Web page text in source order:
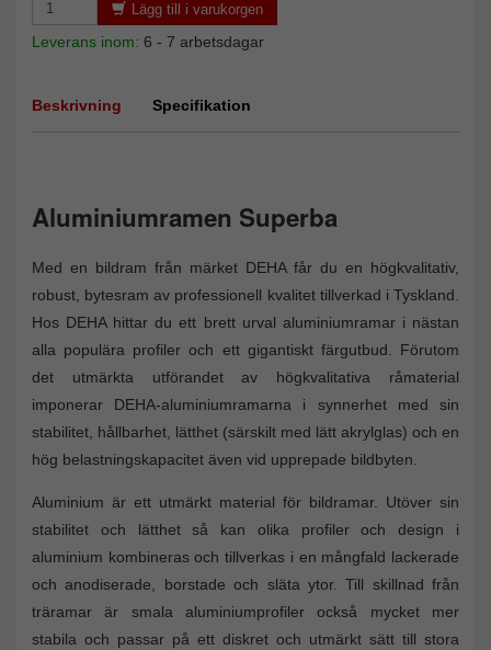
Lägg till i varukorgen
Leverans inom: 6 - 7 arbetsdagar
Beskrivning Specifikation
Aluminiumramen Superba
Med en bildram från märket DEHA får du en högkvalitativ,
robust, bytesram av professionell kvalitet tillverkad i Tyskland.
Hos DEHA hittar du ett brett urval aluminiumramar i nästan
alla populära profiler och ett gigantiskt färgutbud. Förutom
det utmärkta utförandet av högkvalitativa råmaterial
imponerar DEHA-aluminiumramarna i synnerhet med sin
stabilitet, hållbarhet, lätthet (särskilt med lätt akrylglas) och en
hög belastningskapacitet även vid upprepade bildbyten.
Aluminium är ett utmärkt material för bildramar. Utöver sin
stabilitet och lätthet så kan olika profiler och design i
aluminium kombineras och tillverkas i en mångfald lackerade
och anodiserade, borstade och släta ytor. Till skillnad från
träramar är smala aluminiumprofiler också mycket mer
stabila och passar på ett diskret och utmärkt sätt till stora